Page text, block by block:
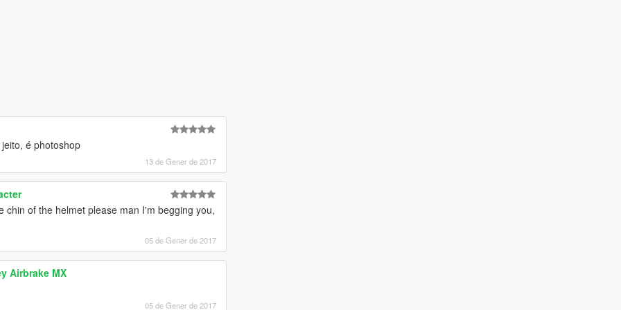
é photoshop
13 de Gener de 2017
of the helmet please man I'm begging you,
05 de Gener de 2017
Airbrake MX
05 de Gener de 2017